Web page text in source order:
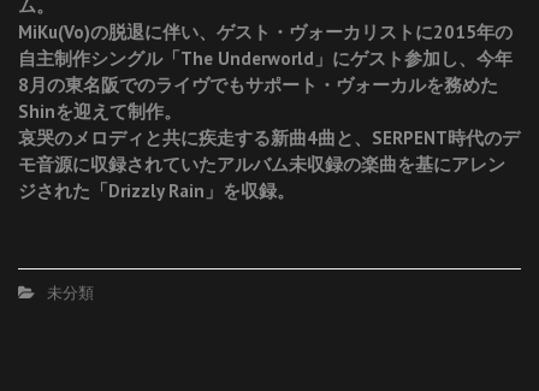
ム。
MiKu(Vo)の脱退に伴い、ゲスト・ヴォーカリストに2015年の
自主制作シングル「The Underworld」にゲスト参加し、今年
8月の東名阪でのライヴでもサポート・ヴォーカルを務めた
Shinを迎えて制作。
哀哭のメロディと共に疾走する新曲4曲と、SERPENT時代のデ
モ音源に収録されていたアルバム未収録の楽曲を基にアレン
ジされた「Drizzly Rain」を収録。
未分類